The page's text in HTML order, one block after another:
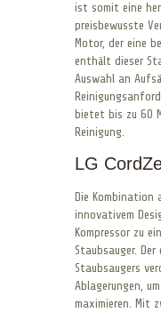
ist somit eine
preisbewusste
Motor, der eine
enthält dieser
Auswahl an
bietet bis zu 60
Reinigung.
LG
Die Kombination
innovativem
Kompressor zu
Staubsauger.
Staubsaugers
Ablagerungen,
maximieren. Mit